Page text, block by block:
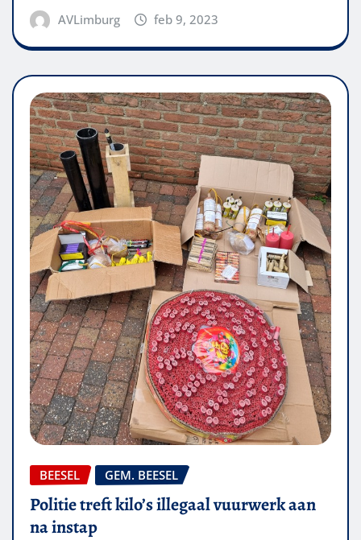
AVLimburg feb 9, 2023
BEESEL GEM. BEESEL
Politie treft kilo’s illegaal vuurwerk aan
na instap